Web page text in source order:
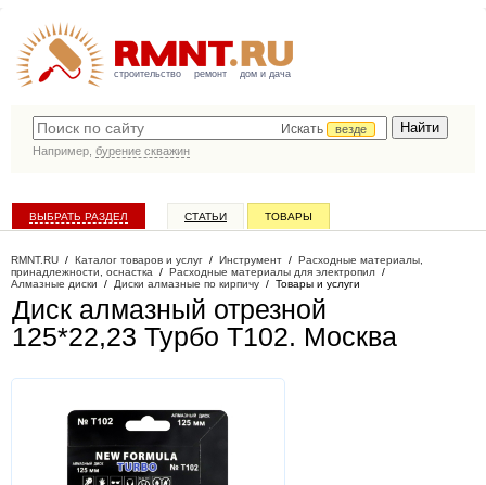
строительство ремонт дом и дача
Искать
везде
Например, бурение скважин
ВЫБРАТЬ РАЗДЕЛ СТАТЬИ ТОВАРЫ
RMNT.RU / Каталог товаров и услуг / Инструмент / Расходные материалы,
принадлежности, оснастка / Расходные материалы для электропил /
Алмазные диски / Диски алмазные по кирпичу / Товары и услуги
Диск алмазный отрезной
125*22,23 Турбо T102. Москва